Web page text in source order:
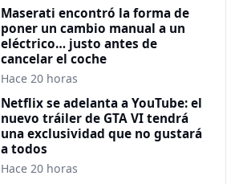
Maserati encontró la forma de
poner un cambio manual a un
eléctrico… justo antes de
cancelar el coche
Hace 20 horas
Netflix se adelanta a YouTube: el
nuevo tráiler de GTA VI tendrá
una exclusividad que no gustará
a todos
Hace 20 horas